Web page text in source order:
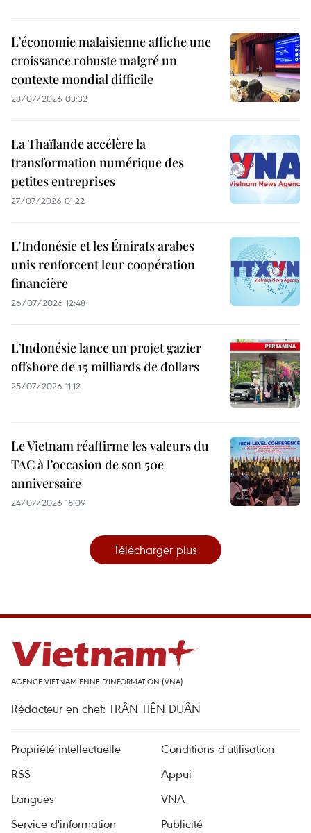
L’économie malaisienne affiche une
croissance robuste malgré un
contexte mondial difficile
28/07/2026 03:32
La Thaïlande accélère la
transformation numérique des
petites entreprises
27/07/2026 01:22
L'Indonésie et les Émirats arabes
unis renforcent leur coopération
financière
26/07/2026 12:48
L’Indonésie lance un projet gazier
offshore de 15 milliards de dollars
25/07/2026 11:12
Le Vietnam réaffirme les valeurs du
TAC à l’occasion de son 50e
anniversaire
24/07/2026 15:09
Télécharger plus
AGENCE VIETNAMIENNE D'INFORMATION (VNA)
Rédacteur en chef: TRÂN TIÊN DUÂN
Propriété intellectuelle
Conditions d'utilisation
RSS
Appui
Langues
VNA
Service d'information
Publicité